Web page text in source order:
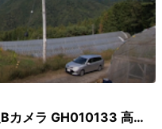
リコピンズ_辻元ハウス_収穫後_Bカメラ GH010133 高台の道から見たビニールハウス周辺